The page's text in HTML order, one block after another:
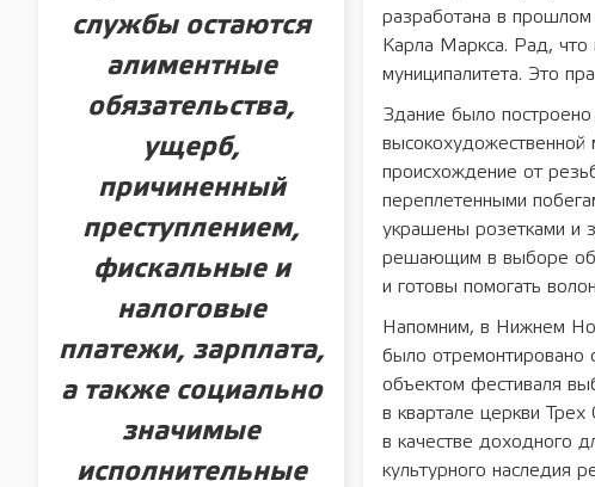
службы остаются
алиментные
обязательства,
ущерб,
причиненный
преступлением,
фискальные и
налоговые
платежи, зарплата,
а также социально
значимые
исполнительные
разработана в прошлом
Карла Маркса. Рад, что
муниципалитета. Это
Здание было
происхождение от
переплетенными
украшены розетками и
решающим в выборе
и готовы помогать
Напомним, в Нижнем
было отремонтировано
объектом фестиваля
в квартале церкви
в качестве доходного
культурного наследия